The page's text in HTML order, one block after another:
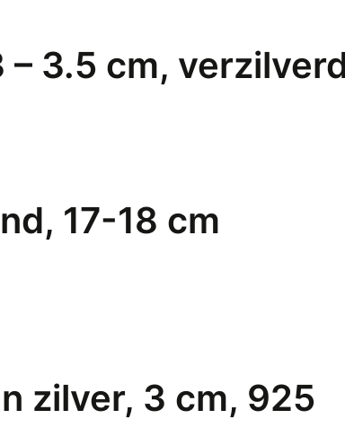
3.5 cm,
17-18 cm
zilver, 3 cm, 925